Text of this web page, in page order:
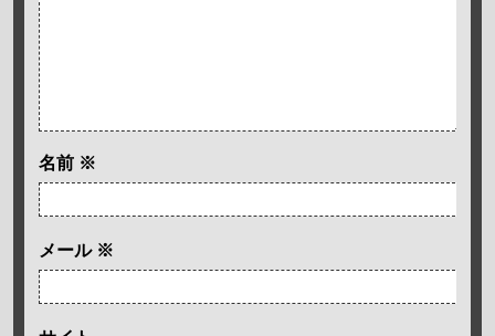
名前 ※
メール ※